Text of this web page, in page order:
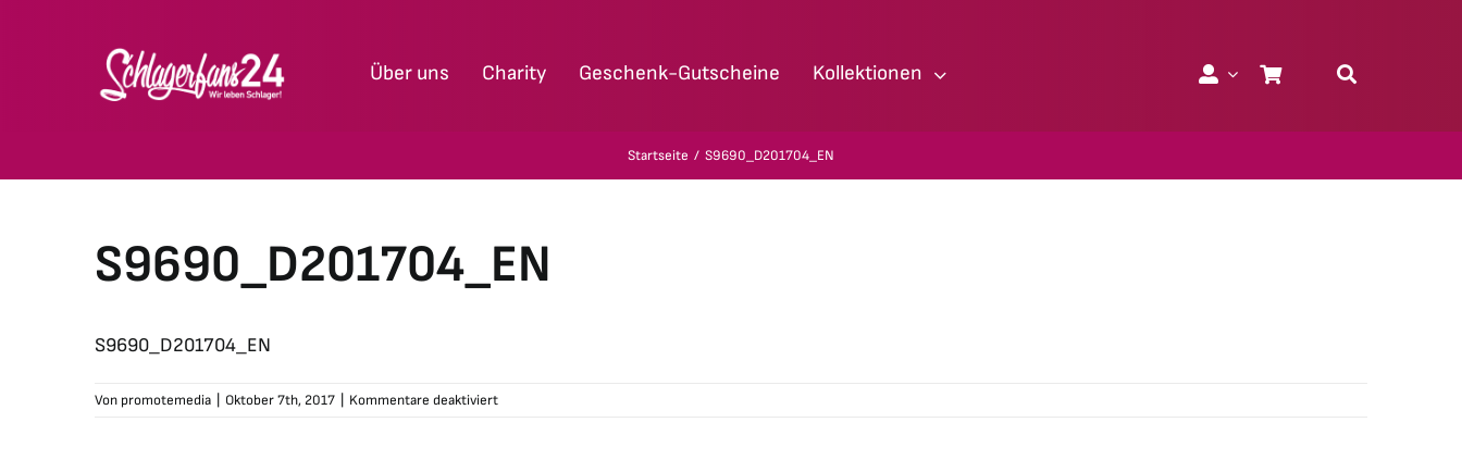
Über uns Charity Geschenk-Gutscheine Kollektionen
Startseite S9690_D201704_EN
S9690_D201704_EN
S9690_D201704_EN
Von promotemedia Oktober 7th, 2017 Kommentare deaktiviertfür